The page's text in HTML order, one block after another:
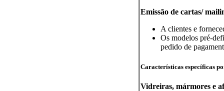
Emissão de cartas/
A clientes e
Os modelos pré-
pedido de
Características específicas
Vidreiras, mármores e